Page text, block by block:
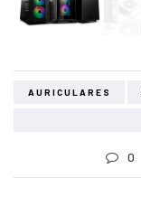
AURICULARES
0